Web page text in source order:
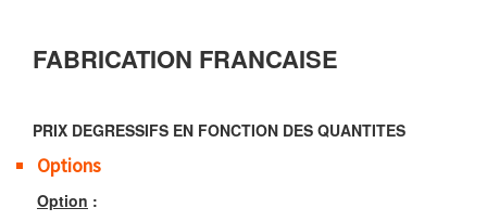
FABRICATION FRANCAISE
PRIX DEGRESSIFS EN FONCTION DES QUANTITES
Options
Option :